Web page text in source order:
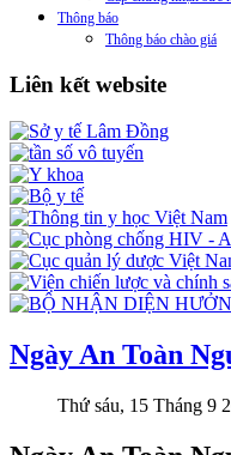
Thông báo
Thông báo chào giá
Liên kết website
Ngày An Toàn
Thứ sáu, 15 Tháng 9